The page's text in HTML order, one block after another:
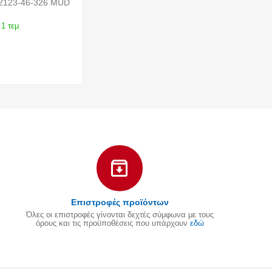
46-326 MUD
1 τεμ
Επιστροφές προϊόντων
Όλες οι επιστροφές γίνονται δεχτές σύμφωνα με τους
όρους και τις προϋποθέσεις που υπάρχουν εδώ